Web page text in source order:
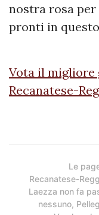
nostra rosa
pronti in
Vota il migliore
Recanatese-
Le
Recanatese-
Laezza non fa
nessuno,